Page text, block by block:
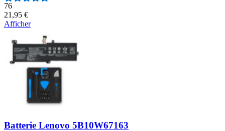
Nombre d'avis :
76
21,95 €
Afficher
Batterie Lenovo 5B10W67163